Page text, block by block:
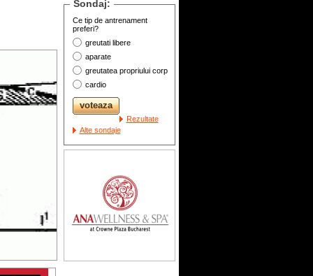
Sondaj:
Ce tip de antrenament
preferi?
greutati libere
aparate
greutatea propriului corp
cardio
Rezultate
Alte sondaje